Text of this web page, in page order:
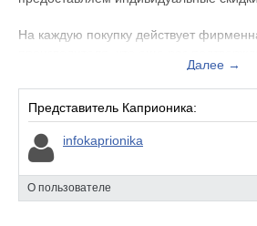
На каждую покупку действует
Оплатить заказ можно при получении
Доставка организуется по всей
Далее →
Представитель Каприоника:
infokaprionika
О пользователе